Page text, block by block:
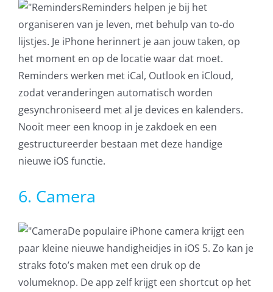
Reminders helpen je bij het
organiseren van je leven, met behulp van to-do
lijstjes. Je iPhone herinnert je aan jouw taken, op
het moment en op de locatie waar dat moet.
Reminders werken met iCal, Outlook en iCloud,
zodat veranderingen automatisch worden
gesynchroniseerd met al je devices en kalenders.
Nooit meer een knoop in je zakdoek en een
gestructureerder bestaan met deze handige
nieuwe iOS functie.
6. Camera
De populaire iPhone camera krijgt een
paar kleine nieuwe handigheidjes in iOS 5. Zo kan je
straks foto’s maken met een druk op de
volumeknop. De app zelf krijgt een shortcut op het